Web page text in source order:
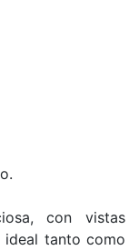
con vistas
ideal tanto como